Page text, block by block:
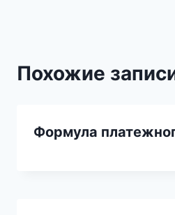
Похожие
Формула